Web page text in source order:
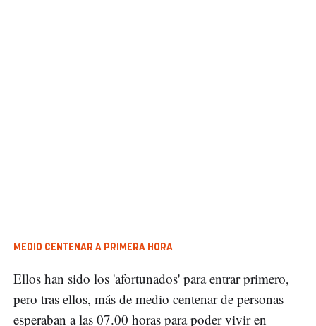
MEDIO CENTENAR A PRIMERA HORA
Ellos han sido los 'afortunados' para entrar primero,
pero tras ellos, más de medio centenar de personas
esperaban a las 07.00 horas para poder vivir en